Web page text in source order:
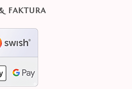
FAKTURA